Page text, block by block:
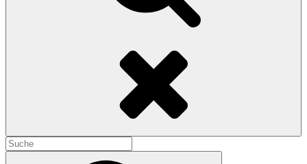
Search
for: